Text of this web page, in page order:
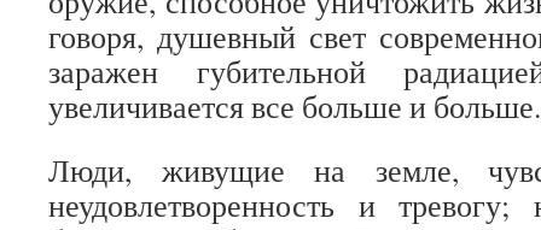
говоря, душевный свет
заражен губительной
увеличивается все больше и больше.
Люди, живущие на земле,
неудовлетворенность и